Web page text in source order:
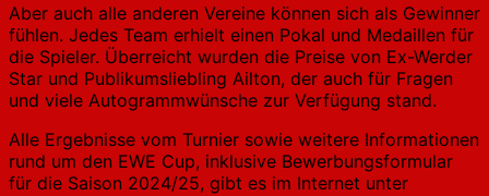
Aber auch alle anderen Vereine können sich als Gewinner
fühlen. Jedes Team erhielt einen Pokal und Medaillen für
die Spieler. Überreicht wurden die Preise von Ex-Werder
Star und Publikumsliebling Ailton, der auch für Fragen
und viele Autogrammwünsche zur Verfügung stand.
Alle Ergebnisse vom Turnier sowie weitere Informationen
rund um den EWE Cup, inklusive Bewerbungsformular
für die Saison 2024/25, gibt es im Internet unter